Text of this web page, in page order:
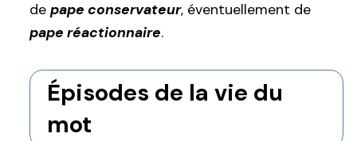
de pape conservateur, éventuellement de
pape réactionnaire.
Épisodes de la vie du
mot